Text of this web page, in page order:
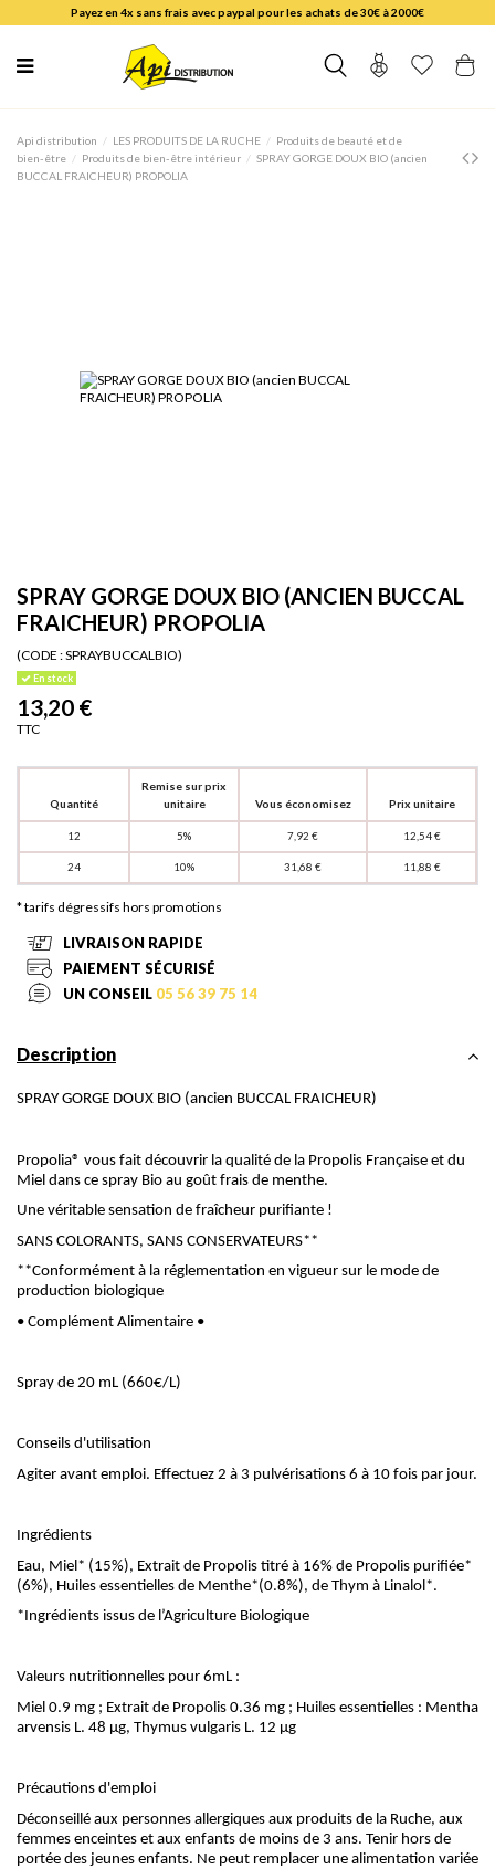
Payez en 4x sans frais avec paypal pour les achats de 30€ à 2000€
Api distribution LES PRODUITS DE LA RUCHE
Produits de beauté et de
bien-être
Produits de bien-être intérieur
SPRAY GORGE DOUX BIO (ancien
BUCCAL FRAICHEUR) PROPOLIA
SPRAY GORGE DOUX BIO (ANCIEN BUCCAL
FRAICHEUR) PROPOLIA
(CODE :SPRAYBUCCALBIO)
En stock
13,20 €
TTC
Quantité
Remise sur prix
unitaire
Vous économisez Prix unitaire
12 5% 7,92 € 12,54 €
24 10% 31,68 € 11,88 €
* tarifs dégressifs hors promotions
LIVRAISON RAPIDE
PAIEMENT SÉCURISÉ
UN CONSEIL 05 56 39 75 14
Description
SPRAY GORGE DOUX BIO (ancien BUCCAL FRAICHEUR)
Propolia® vous fait découvrir la qualité de la Propolis Française et du
Miel dans ce spray Bio au goût frais de menthe.
Une véritable sensation de fraîcheur purifiante !
SANS COLORANTS, SANS CONSERVATEURS**
**Conformément à la réglementation en vigueur sur le mode de
production biologique
• Complément Alimentaire •
Spray de 20 mL (660€/L)
Conseils d'utilisation
Agiter avant emploi. Effectuez 2 à 3 pulvérisations 6 à 10 fois par jour.
Ingrédients
Eau, Miel* (15%), Extrait de Propolis titré à 16% de Propolis purifiée*
(6%), Huiles essentielles de Menthe*(0.8%), de Thym à Linalol*.
*Ingrédients issus de l’Agriculture Biologique
Valeurs nutritionnelles pour 6mL :
Miel 0.9 mg ; Extrait de Propolis 0.36 mg ; Huiles essentielles : Mentha
arvensis L. 48 µg, Thymus vulgaris L. 12 µg
Précautions d'emploi
Déconseillé aux personnes allergiques aux produits de la Ruche, aux
femmes enceintes et aux enfants de moins de 3 ans. Tenir hors de
portée des jeunes enfants. Ne peut remplacer une alimentation variée